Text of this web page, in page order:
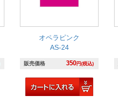
オペラピンク
AS-24
販売価格 350円(税込)